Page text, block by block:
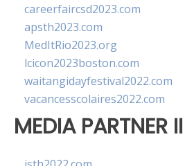
careerfaircsd2023.com
apsth2023.com
MedItRio2023.org
lcicon2023boston.com
waitangidayfestival2022.com
vacancesscolaires2022.com
MEDIA PARTNER II